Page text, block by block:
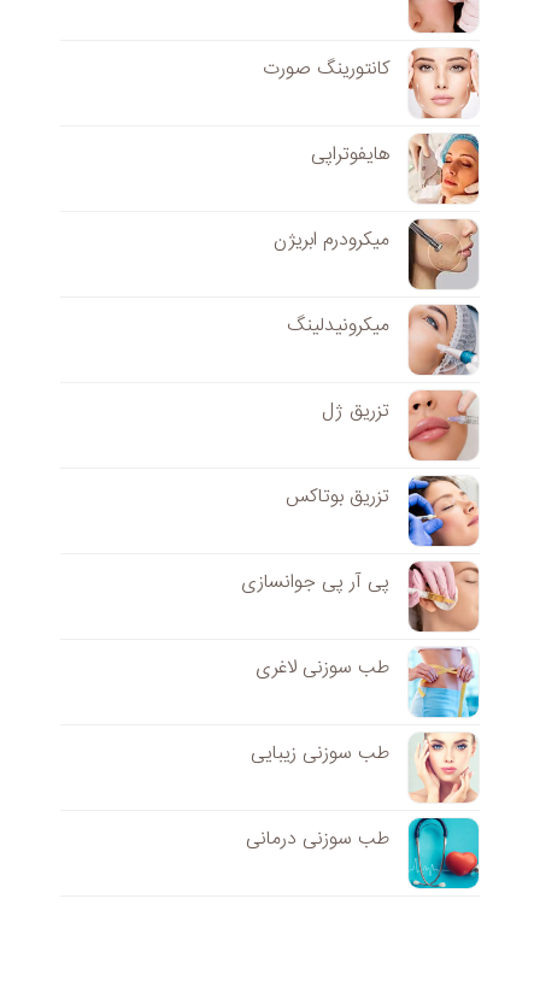
کانتورینگ صورت
هایفوتراپی
میکرودرم ابریژن
میکرونیدلینگ
تزریق ژل
تزریق بوتاکس
پی آر پی جوانسازی
طب سوزنی لاغری
طب سوزنی زیبایی
طب سوزنی درمانی